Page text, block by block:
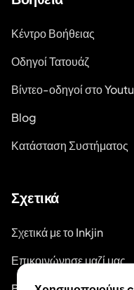
Κέντρο Βοήθειας
Οδηγοί Τατουάζ
Βίντεο-οδηγοί στο
Blog
Κατάσταση Συστήματος
Σχετικά
Σχετικά με το Inkjin
Επικοινώνησε μαζί μας